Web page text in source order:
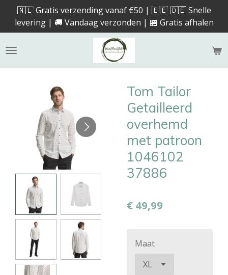
direct
naar
de
🇳🇱 Gratis verzending vanaf €50 | 🇧🇪 🇩🇪 Snelle
levering | 🚚 Vandaag verzonden | 🏪 Gratis afhalen
Tom Tailor
Getailleerd
overhemd
met patroon
1046102
37886
€ 49,99
Maat